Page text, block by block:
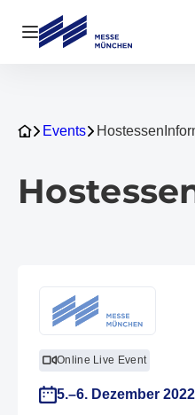
Navigation öffnen
Events
Online Live Event
5.–6. Dezember 2022